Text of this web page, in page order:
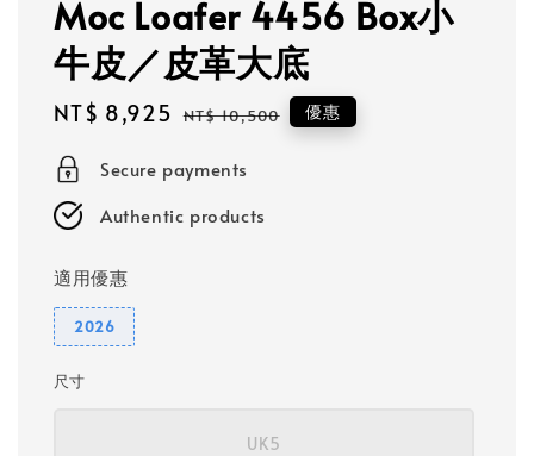
Moc Loafer 4456 Box小
牛皮／皮革大底
Sale
NT$ 8,925 Regular
NT$ 10,500 優惠
Secure payments
Authentic products
適用優惠
2026
尺寸
UK5